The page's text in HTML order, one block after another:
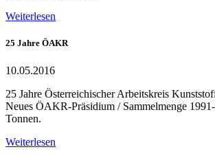
Weiterlesen
25 Jahre ÖAKR
10.05.2016
25 Jahre Österreichischer Arbeitskreis
Neues ÖAKR-Präsidium / Sammelmenge
Tonnen.
Weiterlesen